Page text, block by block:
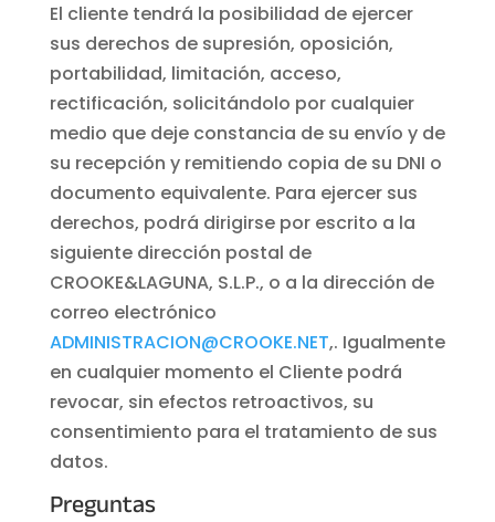
El cliente tendrá la posibilidad de ejercer
sus derechos de supresión, oposición,
portabilidad, limitación, acceso,
rectificación, solicitándolo por cualquier
medio que deje constancia de su envío y de
su recepción y remitiendo copia de su DNI o
documento equivalente. Para ejercer sus
derechos, podrá dirigirse por escrito a la
siguiente dirección postal de
CROOKE&LAGUNA, S.L.P., o a la dirección de
correo electrónico
ADMINISTRACION@CROOKE.NET,. Igualmente
en cualquier momento el Cliente podrá
revocar, sin efectos retroactivos, su
consentimiento para el tratamiento de sus
datos.
Preguntas